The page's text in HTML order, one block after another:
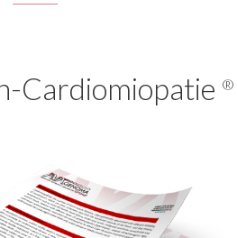
Cardiomiopatie ®